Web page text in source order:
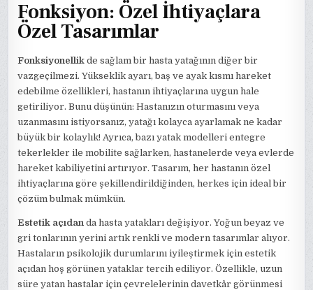
Fonksiyon: Özel İhtiyaçlara
Özel Tasarımlar
Fonksiyonellik de sağlam bir hasta yatağının diğer bir
vazgeçilmezi. Yükseklik ayarı, baş ve ayak kısmı hareket
edebilme özellikleri, hastanın ihtiyaçlarına uygun hale
getiriliyor. Bunu düşünün: Hastanızın oturmasını veya
uzanmasını istiyorsanız, yatağı kolayca ayarlamak ne kadar
büyük bir kolaylık! Ayrıca, bazı yatak modelleri entegre
tekerlekler ile mobilite sağlarken, hastanelerde veya evlerde
hareket kabiliyetini artırıyor. Tasarım, her hastanın özel
ihtiyaçlarına göre şekillendirildiğinden, herkes için ideal bir
çözüm bulmak mümkün.
Estetik açıdan da hasta yatakları değişiyor. Yoğun beyaz ve
gri tonlarının yerini artık renkli ve modern tasarımlar alıyor.
Hastaların psikolojik durumlarını iyileştirmek için estetik
açıdan hoş görünen yataklar tercih ediliyor. Özellikle, uzun
süre yatan hastalar için çevrelelerinin davetkâr görünmesi